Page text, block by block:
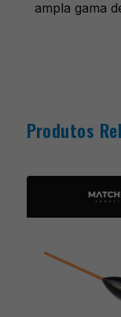
ampla gama
Produtos